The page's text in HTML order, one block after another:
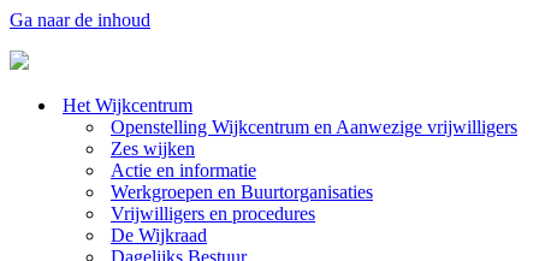
Ga naar de inhoud
Het Wijkcentrum
Openstelling Wijkcentrum en Aanwezige vrijwilligers
Zes wijken
Actie en informatie
Werkgroepen en Buurtorganisaties
Vrijwilligers en procedures
De Wijkraad
Dagelijks Bestuur